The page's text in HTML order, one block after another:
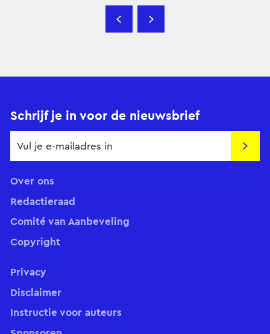
Schrijf je in voor de nieuwsbrief
Over ons
Redactieraad
Comité van Aanbeveling
Copyright
Privacy
Disclaimer
Instructie voor auteurs